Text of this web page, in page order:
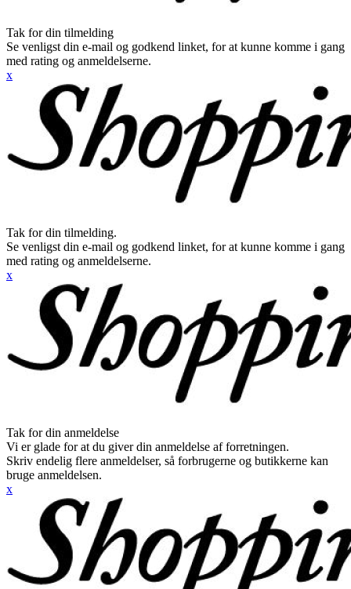
Tak for din tilmelding
Se venligst din e-mail og godkend linket, for at kunne komme i gang
med rating og anmeldelserne.
x
Tak for din tilmelding.
Se venligst din e-mail og godkend linket, for at kunne komme i gang
med rating og anmeldelserne.
x
Tak for din anmeldelse
Vi er glade for at du giver din anmeldelse af forretningen.
Skriv endelig flere anmeldelser, så forbrugerne og butikkerne kan
bruge anmeldelsen.
x